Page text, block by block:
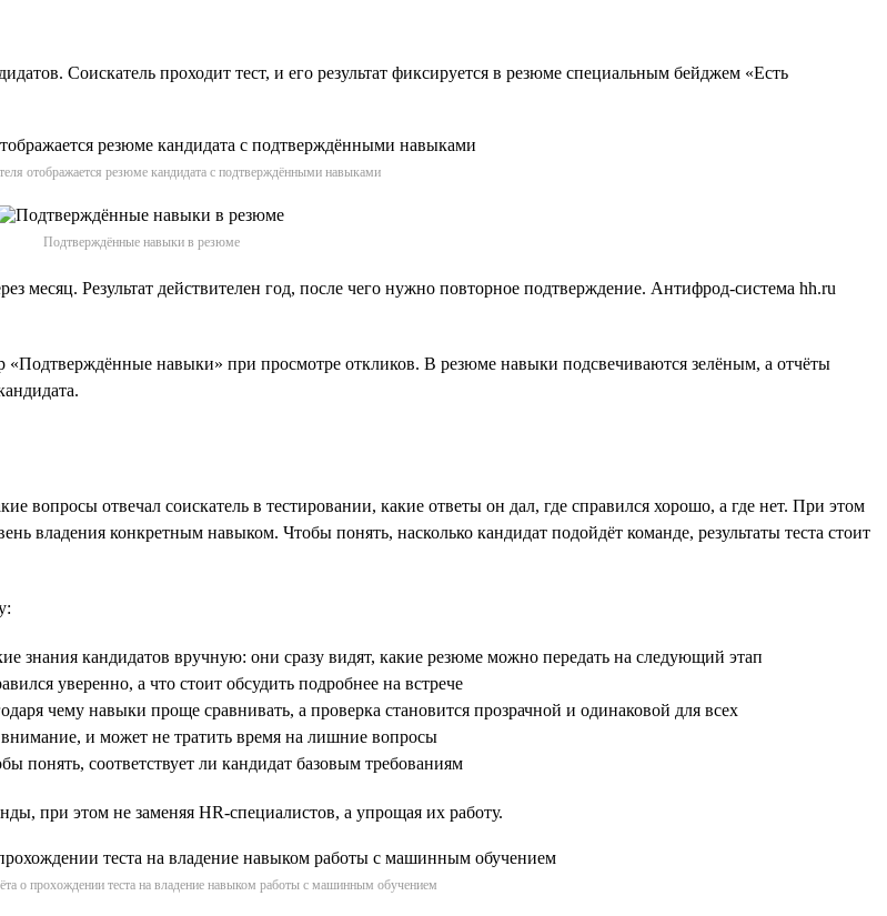
Соискатель проходит тест, и его результат фиксируется в резюме специальным бейджем «Есть
отображается резюме кандидата с подтверждёнными навыками
Подтверждённые навыки в резюме
месяц. Результат действителен год, после чего нужно повторное подтверждение. Антифрод-система hh.ru
навыки» при просмотре откликов. В резюме навыки подсвечиваются зелёным, а отчёты
вопросы отвечал соискатель в тестировании, какие ответы он дал, где справился хорошо, а где нет. При этом
владения конкретным навыком. Чтобы понять, насколько кандидат подойдёт команде, результаты теста стоит
знания кандидатов вручную: они сразу видят, какие резюме можно передать на следующий этап
уверенно, а что стоит обсудить подробнее на встрече
чему навыки проще сравнивать, а проверка становится прозрачной и одинаковой для всех
и может не тратить время на лишние вопросы
понять, соответствует ли кандидат базовым требованиям
при этом не заменяя HR-специалистов, а упрощая их работу.
о прохождении теста на владение навыком работы с машинным обучением